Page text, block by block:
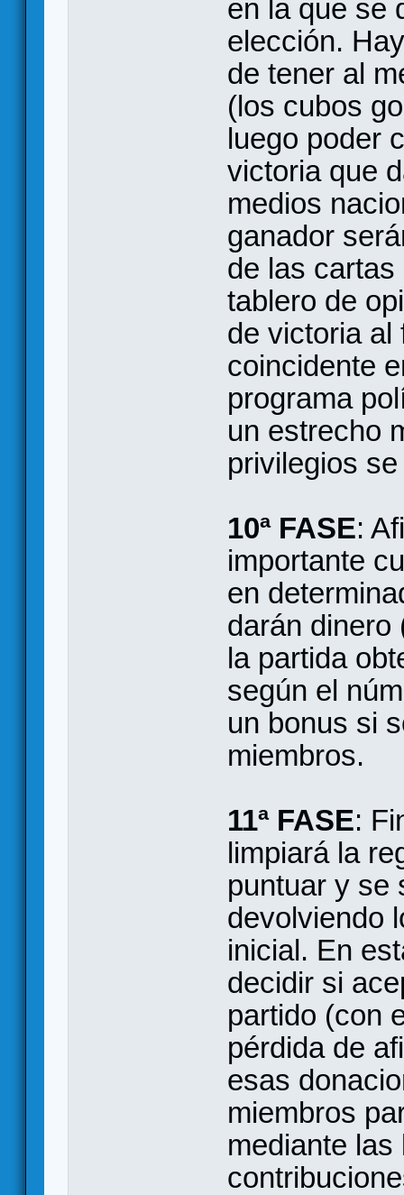
en la que se
elección.
de tener al
(los cubos
luego poder
victoria que
medios
ganador
de las
tablero de
de victoria al
coincidente
programa
un estrecho
privilegios
10ª FASE:
importante
en
darán dinero
la partida
según el
un bonus si
miembros.
11ª FASE:
limpiará la
puntuar y se
devolviendo
inicial. En
decidir si
partido (con
pérdida de
esas
miembros
mediante